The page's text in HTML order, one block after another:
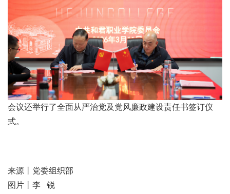
会议还举行了全面从严治党及党风廉政建设责任书签订仪
式。
来源丨党委组织部
图片丨李 锐